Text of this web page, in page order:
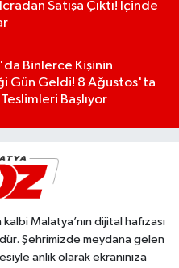
Satışa Çıktı! İçinde
Binlerce Kişinin
Gün Geldi! 8 Ağustos'ta
Başlıyor
Malatya’nın dijital hafızası
Şehrimizde meydana gelen
anlık olarak ekranınıza